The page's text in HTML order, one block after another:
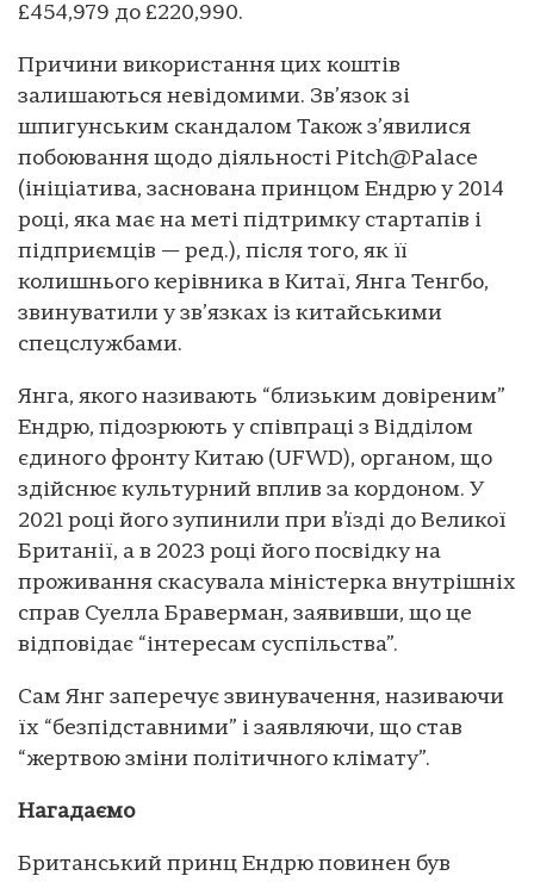
£454,979 до £220,990.
Причини використання цих коштів
залишаються невідомими. Зв’язок зі
шпигунським скандалом Також з’явилися
побоювання щодо діяльності Pitch@Palace
(ініціатива, заснована принцом Ендрю у 2014
році, яка має на меті підтримку стартапів і
підприємців — ред.), після того, як її
колишнього керівника в Китаї, Янга Тенгбо,
звинуватили у зв’язках із китайськими
спецслужбами.
Янга, якого називають “близьким довіреним”
Ендрю, підозрюють у співпраці з Відділом
єдиного фронту Китаю (UFWD), органом, що
здійснює культурний вплив за кордоном. У
2021 році його зупинили при в’їзді до Великої
Британії, а в 2023 році його посвідку на
проживання скасувала міністерка внутрішніх
справ Суелла Браверман, заявивши, що це
відповідає “інтересам суспільства”.
Сам Янг заперечує звинувачення, називаючи
їх “безпідставними” і заявляючи, що став
“жертвою зміни політичного клімату”.
Нагадаємо
Британський принц Ендрю повинен був